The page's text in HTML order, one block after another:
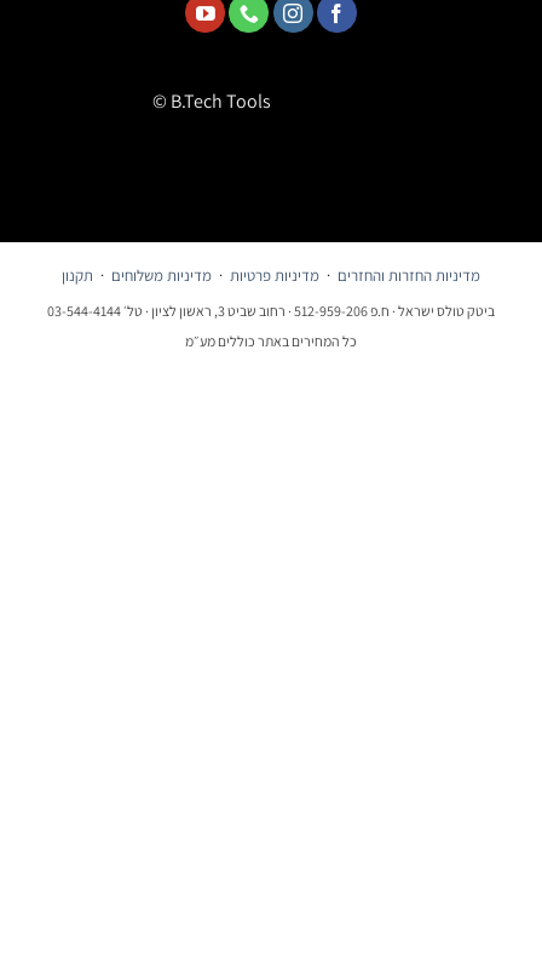
© B.Tech Tools
מדיניות החזרות והחזרים ·מדיניות פרטיות·מדיניות משלוחים·תקנון
ביטק טולס ישראל · ח.פ 512-959-206 · רחוב שביט 3, ראשון לציון · טל׳ 03-544-4144
כל המחירים באתר כוללים מע״מ